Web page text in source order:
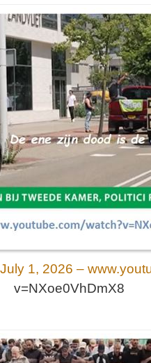
1, 2026 –
v=NXoe0VhDmX8